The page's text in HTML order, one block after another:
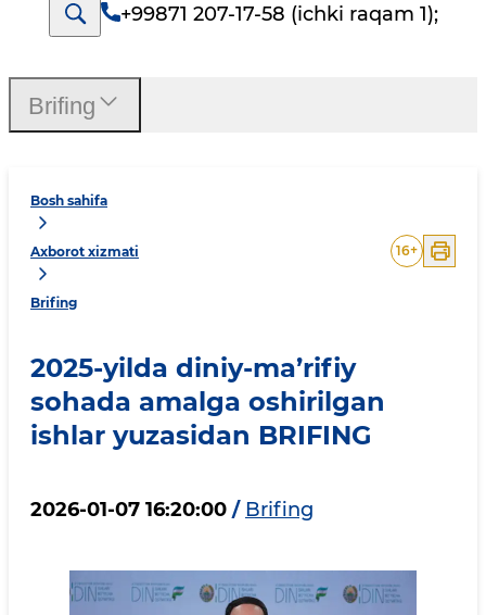
+99871 207-17-58 (ichki raqam 1);
Bosh sahifa
Axborot xizmati
Brifing
16+
2025-yilda diniy-ma’rifiy
sohada amalga oshirilgan
ishlar yuzasidan BRIFING
2026-01-07 16:20:00 / Brifing
Brifing